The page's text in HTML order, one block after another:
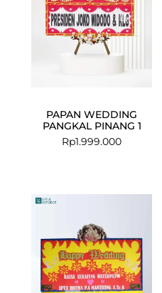
PAPAN WEDDING
PANGKAL PINANG 1
Rp1.999.000